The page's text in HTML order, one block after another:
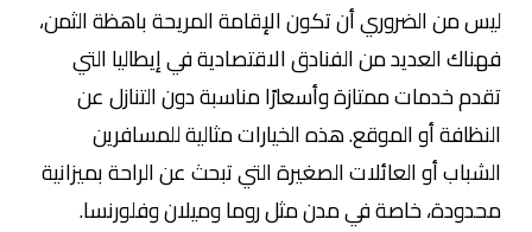
ليس من الضروري أن تكون الإقامة المريحة باهظة الثمن،
فهناك العديد من الفنادق الاقتصادية في إيطاليا التي
تقدم خدمات ممتازة وأسعارًا مناسبة دون التنازل عن
النظافة أو الموقع. هذه الخيارات مثالية للمسافرين
الشباب أو العائلات الصغيرة التي تبحث عن الراحة بميزانية
محدودة، خاصة في مدن مثل روما وميلان وفلورنسا.